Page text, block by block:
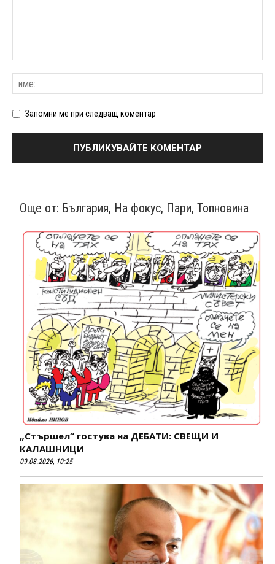
Запомни ме при следващ коментар
Още от: България, На фокус, Пари, Топновина
„Стършел“ гостува на ДЕБАТИ: СВЕЩИ И
КАЛАШНИЦИ
09.08.2026, 10:25